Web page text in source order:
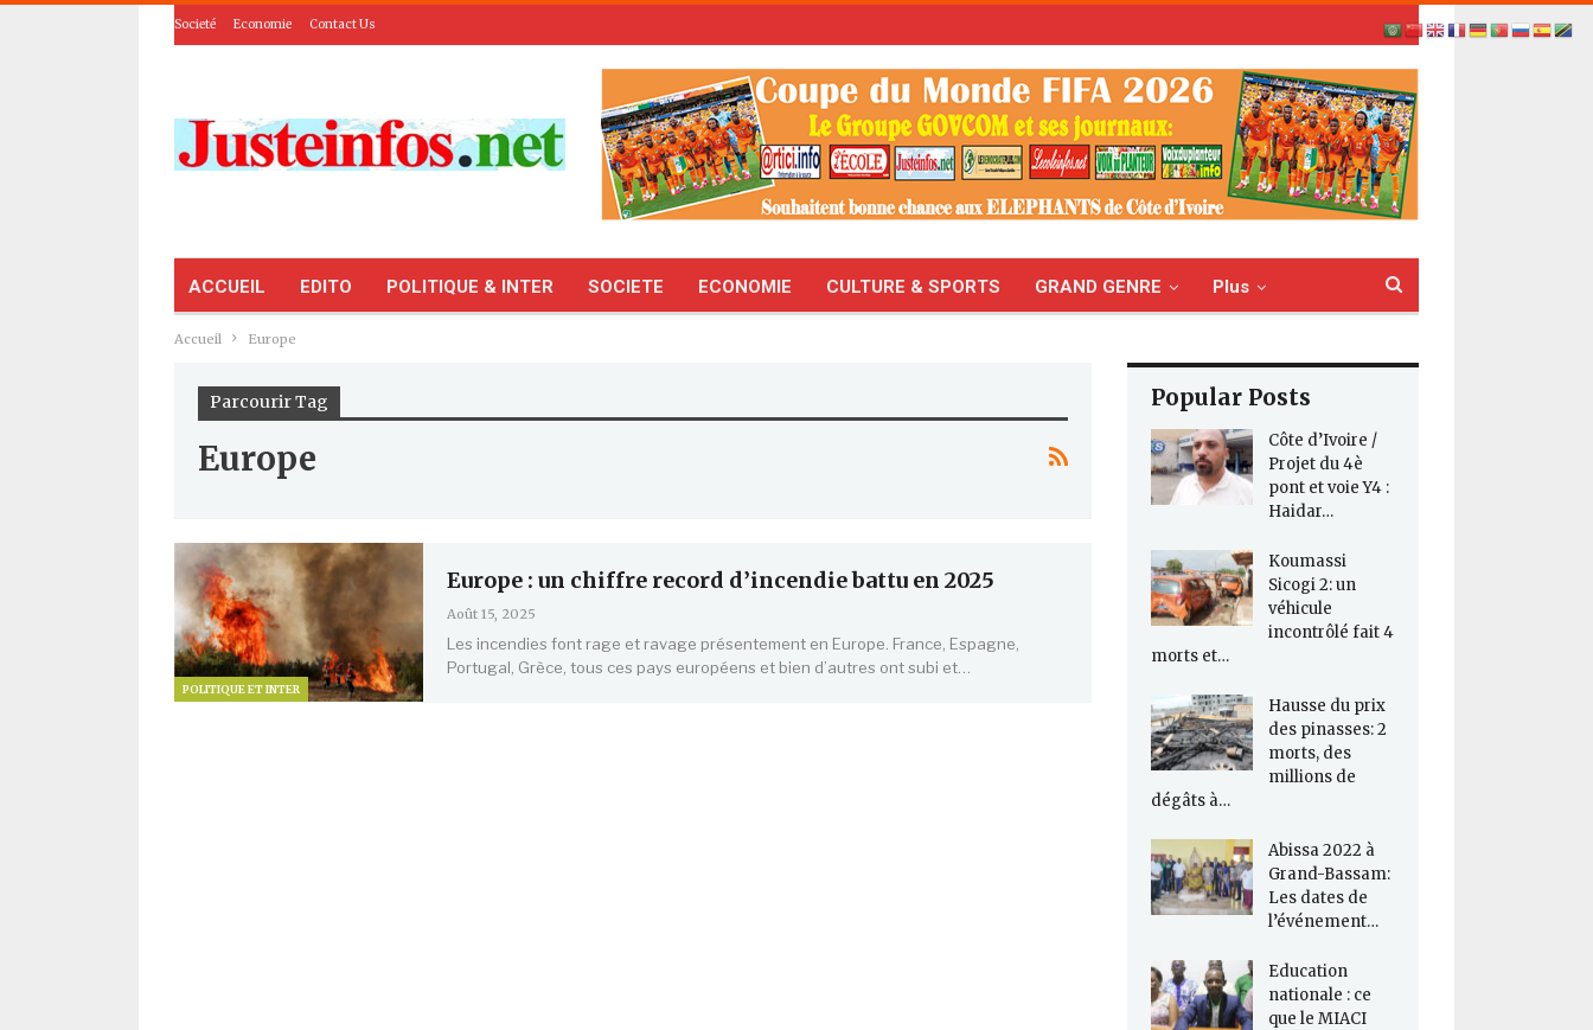
Societé Economie Contact Us
ACCUEIL EDITO POLITIQUE & INTER SOCIETE ECONOMIE CULTURE & SPORTS GRAND GENRE Plus
Accueil Europe
Parcourir Tag
Europe
POLITIQUE ET INTER
Europe : un chiffre record d’incendie battu en 2025
Août 15, 2025
Les incendies font rage et ravage présentement en Europe. France, Espagne,
Portugal, Grèce, tous ces pays européens et bien d’autres ont subi et…
Popular Posts
Côte d’Ivoire /
Projet du 4è
pont et voie Y4 :
Haidar…
Koumassi
Sicogi 2: un
véhicule
incontrôlé fait 4
morts et…
Hausse du prix
des pinasses: 2
morts, des
millions de
dégâts à…
Abissa 2022 à
Grand-Bassam:
Les dates de
l’événement…
Education
nationale : ce
que le MIACI